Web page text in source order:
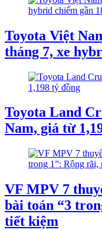
Toyota Việt
tháng 7, xe
Toyota Land
Nam, giá từ
VF MPV 7
bài toán “3
tiết kiệm